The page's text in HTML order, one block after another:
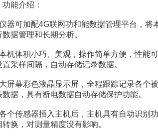
能介绍：
可加配4G联网功和能数据管理平台，将
数据管理和长期分析。
体积小巧、美观，操作简单方便，性能可
采样间隔，自动存储记录数据。
幕彩色液晶显示屏，全程跟踪记录各个被
数据，具有断电数据自动存储保护功能。
传感器插入主机后，主机具有自动识别功
换，对测量精度没有影响。